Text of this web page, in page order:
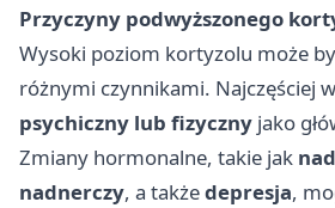
Przyczyny podwyższonego
Wysoki poziom kortyzolu może
różnymi czynnikami. Najczęściej
psychiczny lub fizyczny jako
Zmiany hormonalne, takie jak
nadnerczy, a takżedepresja,